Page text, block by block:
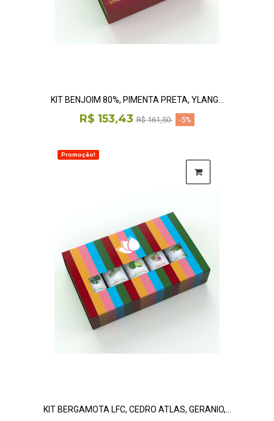
KIT BENJOIM 80%, PIMENTA PRETA, YLANG...
R$ 153,43 R$ 161,50 -5%
Promoção!
KIT BERGAMOTA LFC, CEDRO ATLAS, GERÂNIO,...